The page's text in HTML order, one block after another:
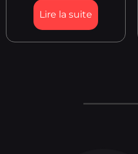
Lire la suite